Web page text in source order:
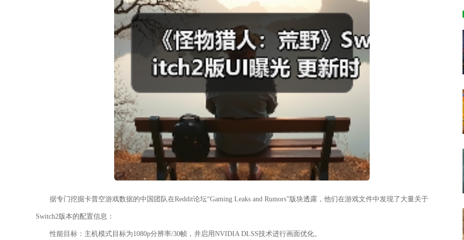
据专门挖掘卡普空游戏数据的中国团队在Reddit论坛“Gaming Leaks and Rumors”版块透露，他们在游戏文件中发现了大量关于
Switch2版本的配置信息：
性能目标： 主机模式目标为1080p分辨率/30帧，并启用NVIDIA DLSS技术进行画面优化。